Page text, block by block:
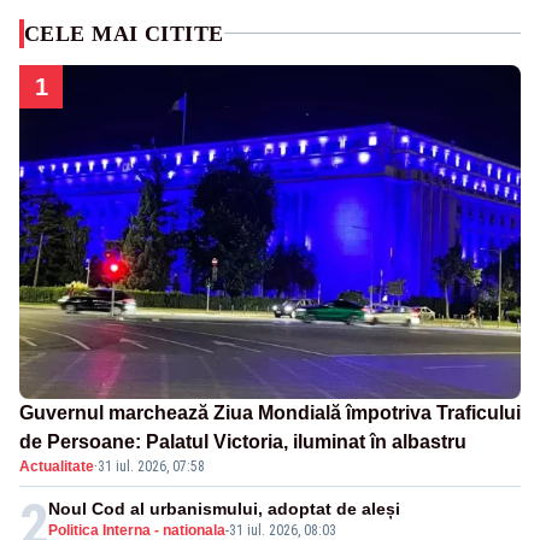
CELE MAI CITITE
1
Guvernul marchează Ziua Mondială împotriva Traficului
de Persoane: Palatul Victoria, iluminat în albastru
Actualitate·31 iul. 2026, 07:58
2 Politica Interna - nationala-31 iul. 2026, 08:03
Noul Cod al urbanismului, adoptat de aleși